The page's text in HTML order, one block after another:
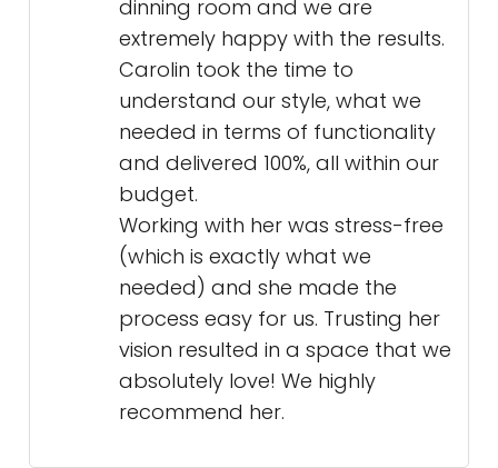
dinning room and we are
extremely happy with the results.
Carolin took the time to
understand our style, what we
needed in terms of functionality
and delivered 100%, all within our
budget.
Working with her was stress-free
(which is exactly what we
needed) and she made the
process easy for us. Trusting her
vision resulted in a space that we
absolutely love! We highly
recommend her.